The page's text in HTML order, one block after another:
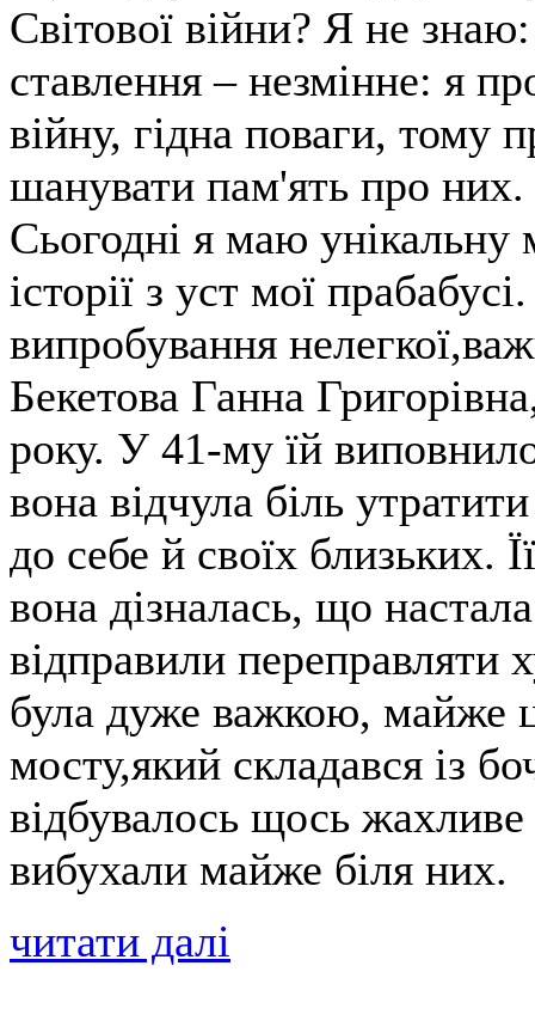
Світової війни? Я не
ставлення – незмінне: я
війну, гідна поваги, тому
шанувати пам'ять про них.
Сьогодні я маю унікальну
історії з уст мої
випробування
Бекетова Ганна
року. У 41-му їй
вона відчула біль
до себе й своїх близьких.
вона дізналась, що
відправили переправляти
була дуже важкою, майже
мосту,який складався із
відбувалось щось жахливе
вибухали майже біля них.
читати далі